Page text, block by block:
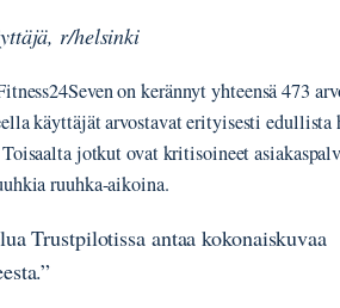
r/helsinki
on kerännyt yhteensä 473
käyttäjät arvostavat erityisesti edullista
jotkut ovat kritisoineet
ruuhka-aikoina.
Trustpilotissa antaa kokonaiskuvaa